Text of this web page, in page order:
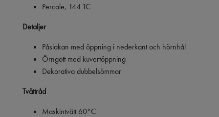
Percale, 144 TC
Detaljer
Påslakan med öppning i nederkant och hörnhål
Örngott med kuvertöppning
Dekorativa dubbelsömmar
Tvättråd
Maskintvätt 60°C